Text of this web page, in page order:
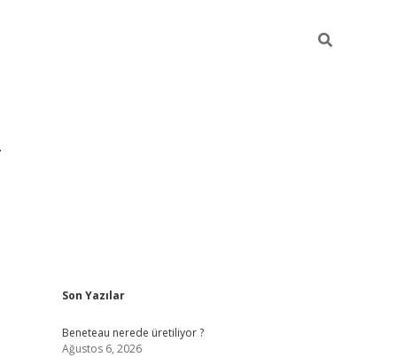
Sidebar
Son Yazılar
Beneteau nerede üretiliyor ?
Ağustos 6, 2026
https://hiltonbet-giris.com/